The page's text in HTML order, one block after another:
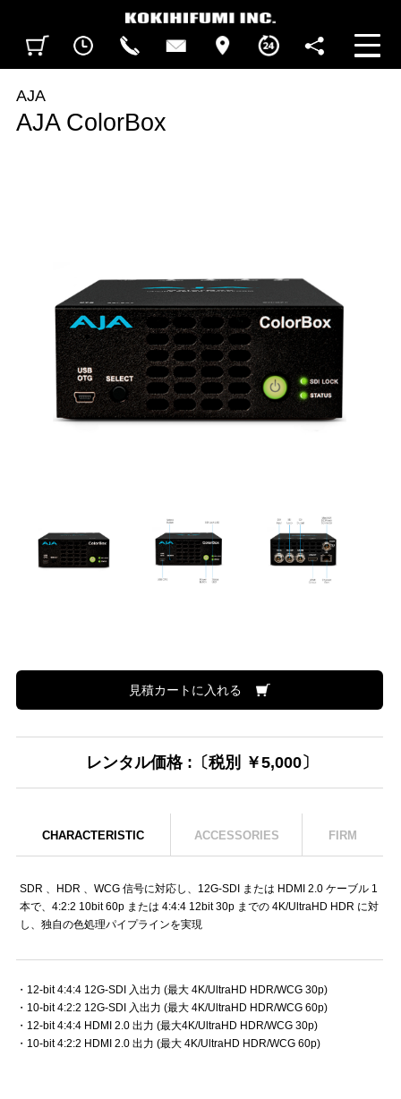
BUSINESS HOURS
FOLLOW US
AJA
AJA ColorBox
見積カートに入れる
レンタル価格 :〔税別 ￥5,000〕
CHARACTERISTIC ACCESSORIES FIRM
SDR 、HDR 、WCG 信号に対応し、12G-SDI または HDMI 2.0 ケーブル 1
本で、4:2:2 10bit 60p または 4:4:4 12bit 30p までの 4K/UltraHD HDR に対
し、独自の色処理パイプラインを実現
・12-bit 4:4:4 12G-SDI 入出力 (最大 4K/UltraHD HDR/WCG 30p)
・10-bit 4:2:2 12G-SDI 入出力 (最大 4K/UltraHD HDR/WCG 60p)
・12-bit 4:4:4 HDMI 2.0 出力 (最大4K/UltraHD HDR/WCG 30p)
・10-bit 4:2:2 HDMI 2.0 出力 (最大 4K/UltraHD HDR/WCG 60p)